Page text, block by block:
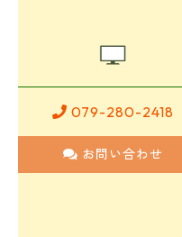
079-280-2418
お問い合わせ